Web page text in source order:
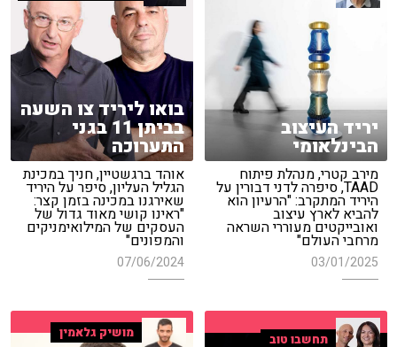
יריד העיצוב
הבינלאומי
מירב קטרי, מנהלת פיתוח
TAAD, סיפרה לדני דבורין על
היריד המתקרב: "הרעיון הוא
להביא לארץ עיצוב
ואובייקטים מעוררי השראה
מרחבי העולם"
03/01/2025
בואו ליריד צו השעה
בביתן 11 בגני
התערוכה
אוהד ברגשטיין, חניך במכינת
הגליל העליון, סיפר על היריד
שאירגנו במכינה בזמן קצר:
"ראינו קושי מאוד גדול של
העסקים של המילואימניקים
והמפונים"
07/06/2024
תחשבו טוב מושיק גלאמין